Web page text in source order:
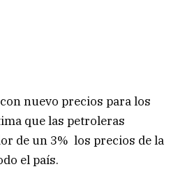
nuevo precios para los
que las petroleras
de un 3% los precios de la
el país.